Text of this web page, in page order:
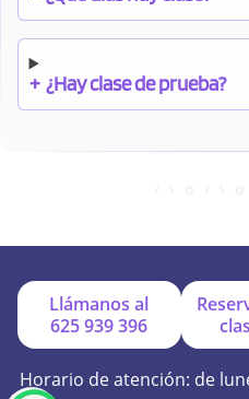
+ ¿Hay clase de prueba?
+ ¿Por qué online?
Llámanos al
625 939 396
Horario de atención: de